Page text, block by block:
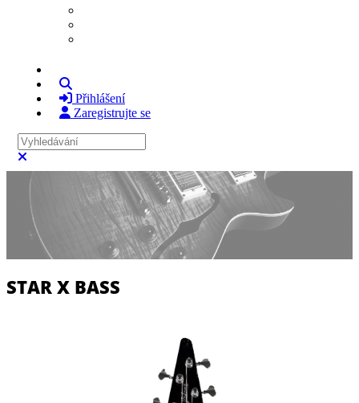
Přihlášení
Zaregistrujte se
Vyhledávání
STAR X BASS